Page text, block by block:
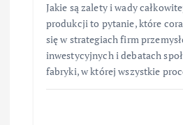
Jakie są zalety i wady
produkcji to pytanie, które
się w strategiach firm
inwestycyjnych i debatach
fabryki, w której wszystkie